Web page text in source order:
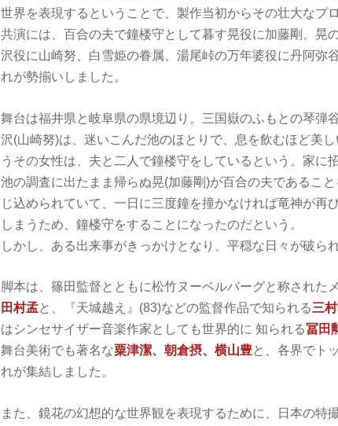
世界を表現するということで、製作当初からその壮大なプ
共演には、百合の夫で鐘楼守として暮す晃役に加藤剛、晃
沢役に山崎努、白雪姫の眷属、湯尾峠の万年婆役に丹阿弥
れが勢揃いしました。
舞台は福井県と岐阜県の県境辺り。三国嶽のふもとの琴弾
沢(山崎努)は、迷いこんだ池のほとりで、息を飲むほど美
うその女性は、夫と二人で鐘楼守をしているという。家に
池の調査に出たまま帰らぬ晃(加藤剛)が百合の夫であるこ
じ込められていて、一日に三度鐘を撞かなければ竜神が再
しまうため、鐘楼守をすることになったのだという。
しかし、ある出来事がきっかけとなり、平穏な日々が破ら
脚本は、篠田監督とともに松竹ヌーベルバーグと称された
田村孟と、『天城越え』(83)などの監督作品で知られる三
はシンセサイザー音楽作家としても世界的に 知られる冨田
舞台美術でも著名な粟津潔、朝倉摂、横山豊 と、各界でト
れが集結しました。
また、鏡花の幻想的な世界観を表現するために、日本の特